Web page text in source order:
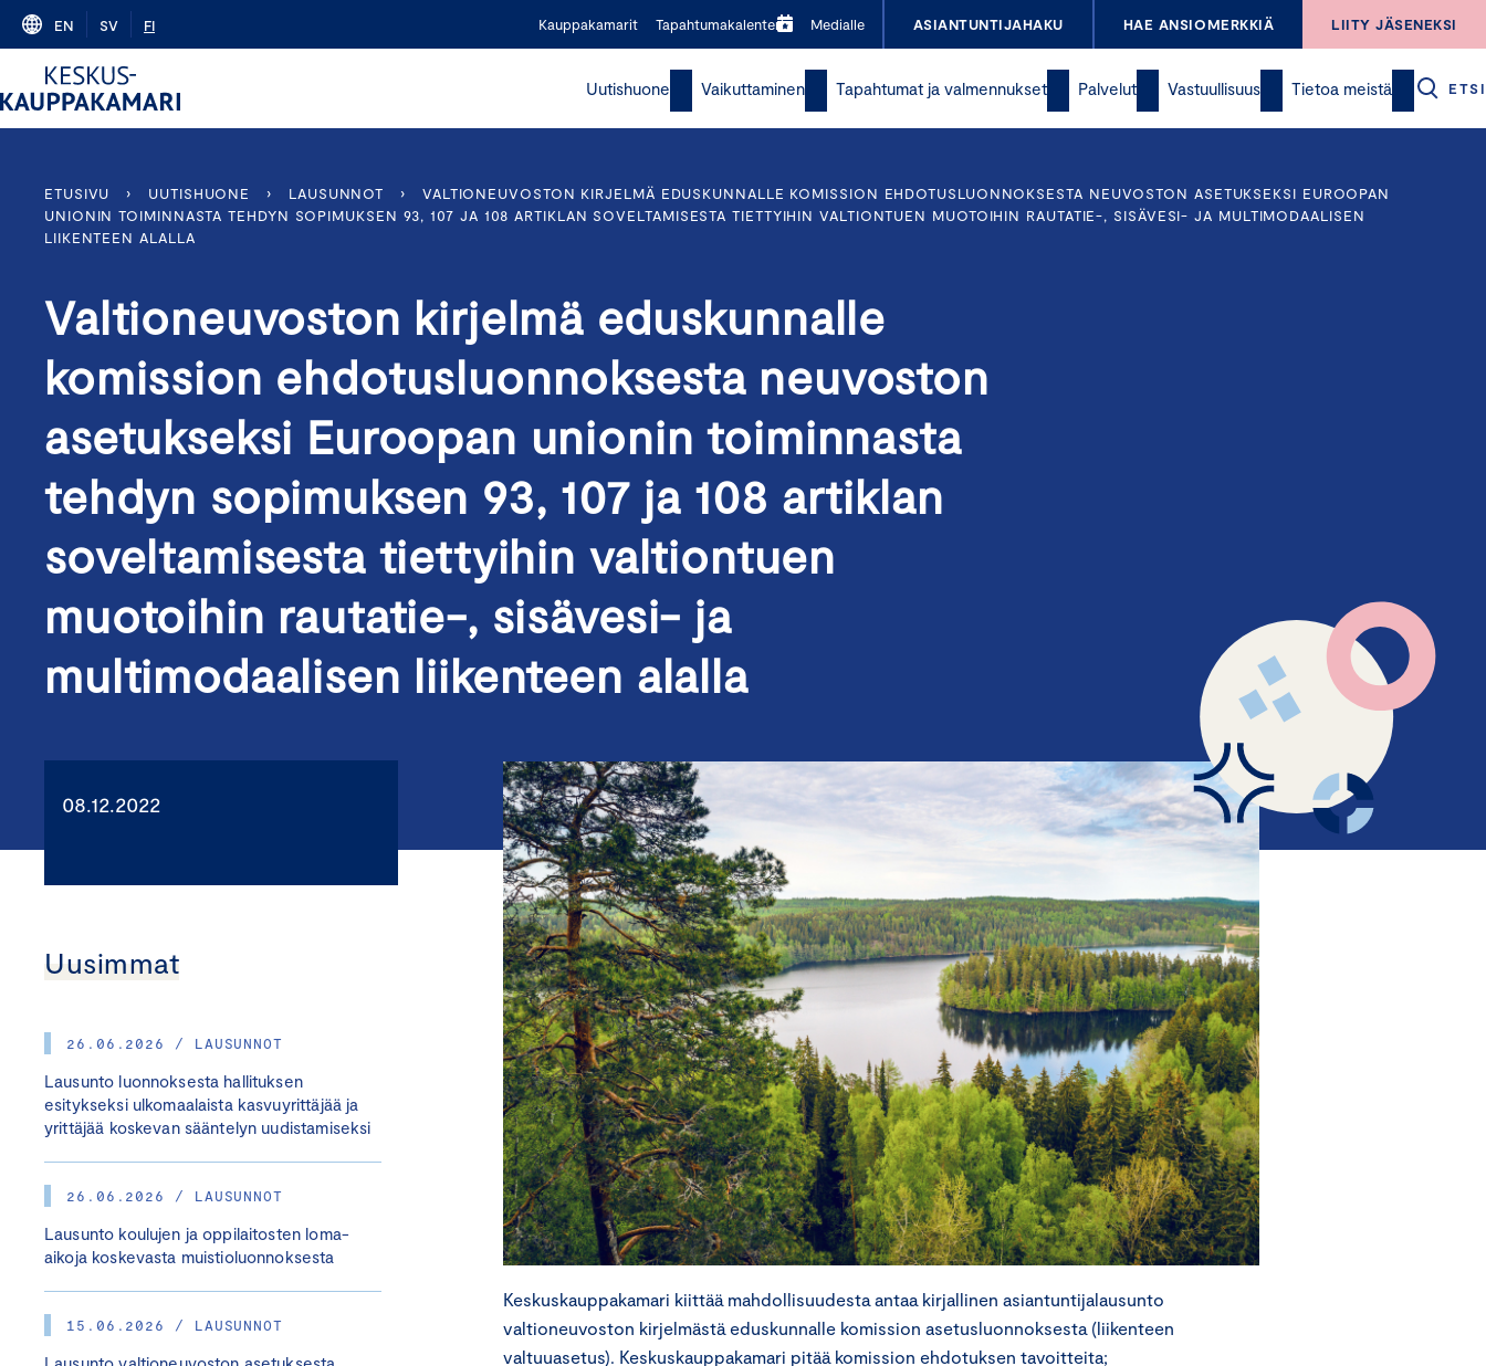
Skip
content
EN SV FI Kauppakamarit Tapahtumakalenteri Medialle ASIANTUNTIJAHAKU HAE ANSIOMERKKIÄ LIITY JÄSENEKSI
Uutishuone Vaikuttaminen Tapahtumat ja valmennukset Palvelut Vastuullisuus Tietoa meistä ETSI
ETUSIVU › UUTISHUONE › LAUSUNNOT ›
VALTIONEUVOSTON KIRJELMÄ EDUSKUNNALLE KOMISSION EHDOTUSLUONNOKSESTA NEUVOSTON ASETUKSEKSI EUROOPAN
UNIONIN TOIMINNASTA TEHDYN SOPIMUKSEN 93, 107 JA 108 ARTIKLAN SOVELTAMISESTA TIETTYIHIN VALTIONTUEN MUOTOIHIN RAUTATIE-, SISÄVESI- JA MULTIMODAALISEN
LIIKENTEEN ALALLA
Valtioneuvoston kirjelmä eduskunnalle
komission ehdotusluonnoksesta neuvoston
asetukseksi Euroopan unionin toiminnasta
tehdyn sopimuksen 93, 107 ja 108 artiklan
soveltamisesta tiettyihin valtiontuen
muotoihin rautatie-, sisävesi- ja
multimodaalisen liikenteen alalla
08.12.2022
Uusimmat
26.06.2026 / LAUSUNNOT
Lausunto luonnoksesta hallituksen
esitykseksi ulkomaalaista kasvuyrittäjää ja
yrittäjää koskevan sääntelyn uudistamiseksi
26.06.2026 / LAUSUNNOT
Lausunto koulujen ja oppilaitosten loma-
aikoja koskevasta muistioluonnoksesta
15.06.2026 / LAUSUNNOT
Keskuskauppakamari kiittää mahdollisuudesta antaa kirjallinen asiantuntijalausunto
valtioneuvoston kirjelmästä eduskunnalle komission asetusluonnoksesta (liikenteen
valtuuasetus). Keskuskauppakamari pitää komission ehdotuksen tavoitteita;